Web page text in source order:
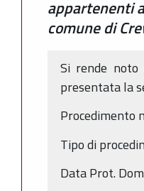
appartenenti
comune di
Si rende
presentata la
Procedimento
Tipo di
Data Prot.